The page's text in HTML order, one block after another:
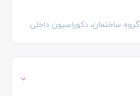
گروه ساختمان، دکوراسیون داخلی